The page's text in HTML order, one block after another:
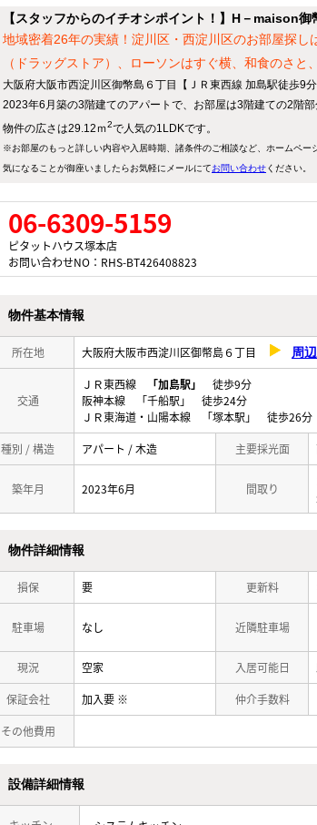
【スタッフからのイチオシポイント！】H－maison御
地域密着26年の実績！淀川区・西淀川区のお部屋探
（ドラッグストア）、ローソンはすぐ横、和食のさ
大阪府大阪市西淀川区御幣島６丁目【ＪＲ東西線 加島駅徒歩9
2023年6月築の3階建てのアパートで、お部屋は3階建ての2階部
物件の広さは29.12ｍ2で人気の1LDKです。
※お部屋のもっと詳しい内容や入居時期、諸条件のご相談など、ホームペー
気になることが御座いましたらお気軽にメールにてお問い合わせください。
06-6309-5159
ピタットハウス塚本店
お問い合わせNO：RHS-BT426408823
物件基本情報
所在地 大阪府大阪市西淀川区御幣島６丁目 周
交通
ＪＲ東西線 「加島駅」
徒歩9分
阪神本線 「千船駅」 徒歩24分
ＪＲ東海道・山陽本線 「塚本駅」 徒歩26分
種別 / 構造 アパート / 木造 主要採光面
築年月 2023年6月 間取り
物件詳細情報
損保 要 更新料
駐車場 なし 近隣駐車場
現況 空家 入居可能日
保証会社 加入要 ※ 仲介手数料
その他費用
設備詳細情報